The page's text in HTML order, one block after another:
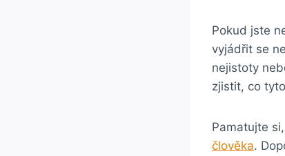
Pokud jste
vyjádřit se
nejistoty
zjistit, co
Pamatujte
člověka.